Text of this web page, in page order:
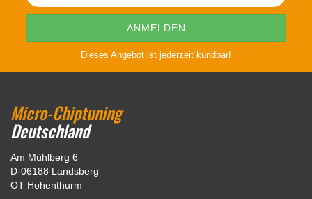
Dieses Angebot ist jederzeit kündbar!
Micro-Chiptuning
Deutschland
Am Mühlberg 6
D-06188 Landsberg
OT Hohenthurm